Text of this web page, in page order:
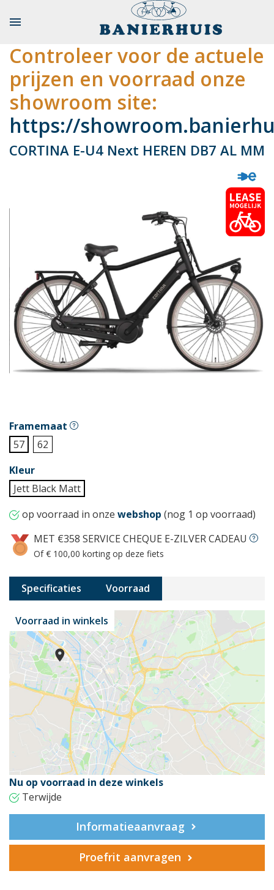

Controleer voor de actuele
prijzen en voorraad onze
showroom site:
https://
CORTINA E-U4 Next HEREN DB7 AL MM
Framemaat
57
62
Kleur
Jett Black Matt
op voorraad in onze webshop (nog 1 op voorraad)
MET €358 SERVICE CHEQUE E-ZILVER CADEAU
Of € 100,00 korting op deze fiets
Specificaties Voorraad
Voorraad in winkels
Nu op voorraad in deze winkels
Terwijde
Informatieaanvraag
Proefrit aanvragen